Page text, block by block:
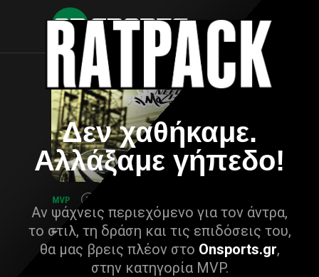
Δεν χαθήκαμε.
Αλλάξαμε γήπεδο!
Αν ψάχνεις περιεχόμενο για τον άντρα,
το στιλ, τη δράση και τις επιδόσεις του,
θα μας βρεις πλέον στο Onsports.gr,
στην κατηγορία MVP.